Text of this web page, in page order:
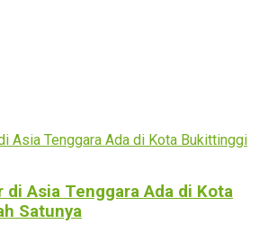
di Asia Tenggara Ada di Kota
Satunya